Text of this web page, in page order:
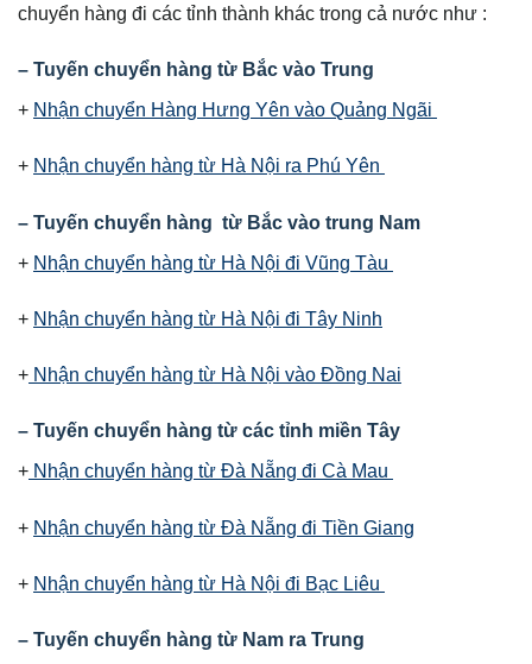
chuyển hàng đi các tỉnh thành khác trong cả nước như :
– Tuyến chuyển hàng từ Bắc vào Trung
+ Nhận chuyển Hàng Hưng Yên vào Quảng Ngãi
+ Nhận chuyển hàng từ Hà Nội ra Phú Yên
– Tuyến chuyển hàng từ Bắc vào trung Nam
+ Nhận chuyển hàng từ Hà Nội đi Vũng Tàu
+ Nhận chuyển hàng từ Hà Nội đi Tây Ninh
+ Nhận chuyển hàng từ Hà Nội vào Đồng Nai
– Tuyến chuyển hàng từ các tỉnh miền Tây
+ Nhận chuyển hàng từ Đà Nẵng đi Cà Mau
+ Nhận chuyển hàng từ Đà Nẵng đi Tiền Giang
+ Nhận chuyển hàng từ Hà Nội đi Bạc Liêu
– Tuyến chuyển hàng từ Nam ra Trung